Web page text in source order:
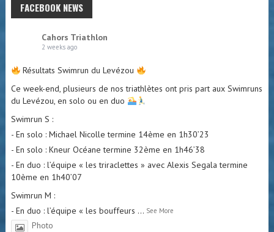
FACEBOOK NEWS
Cahors Triathlon
2 weeks ago
Résultats Swimrun du Levézou
Ce week-end, plusieurs de nos triathlètes ont pris part aux Swimruns
du Levézou, en solo ou en duo
Swimrun S :
- En solo : Michael Nicolle termine 14ème en 1h30’23
- En solo : Kneur Océane termine 32ème en 1h46’38
- En duo : l’équipe « les triraclettes » avec Alexis Segala termine
10ème en 1h40’07
Swimrun M :
- En duo : l’équipe « les bouffeurs ... See More
Photo